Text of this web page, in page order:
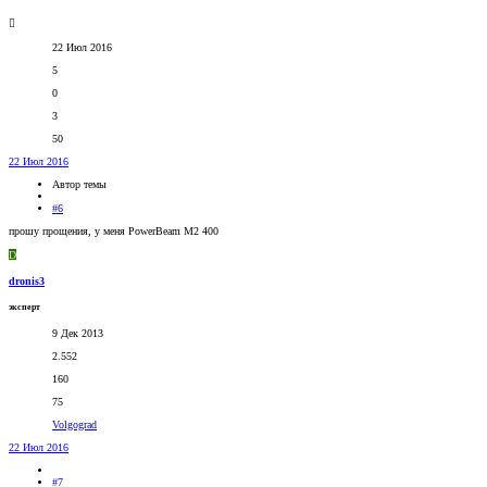
22 Июл 2016
5
0
3
50
22 Июл 2016
Автор темы
#6
прошу прощения, у меня PowerBeam M2 400
D
dronis3
эксперт
9 Дек 2013
2.552
160
75
Volgograd
22 Июл 2016
#7